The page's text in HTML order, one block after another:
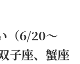
（6/20～
子座、蟹座